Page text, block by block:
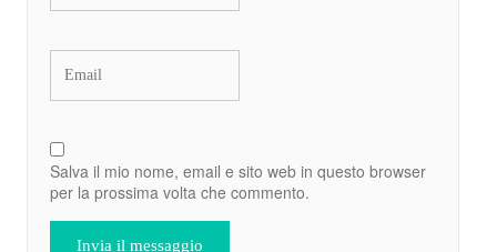
Salva il mio nome, email e sito web in questo browser
per la prossima volta che commento.